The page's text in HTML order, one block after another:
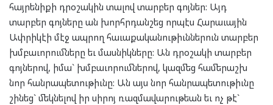
հայրենիքի դրօշակին տալով տարբեր գոյներ: Այդ
տարբեր գոյները ան խորհրդանշեց որպէս Հարաւային
Ափրիկէի մէջ ապրող հաւաքականութիւններուն տարբեր
խմբաւորումները եւ մասնիկները: Ան դրօշակի տարբեր
գոյներով, իմա` խմբաւորումներով, կազմեց համերաշխ
նոր հանրապետութիւնը: Ան այս նոր հանրապետութիւնը
շինեց` մեկնելով իր սիրոյ ռազմավարութեան եւ ոչ թէ`